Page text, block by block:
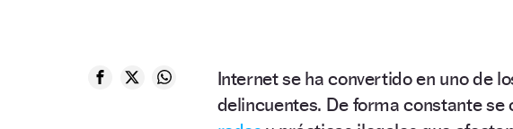
Internet se ha convertido en uno de
delincuentes. De forma constante se